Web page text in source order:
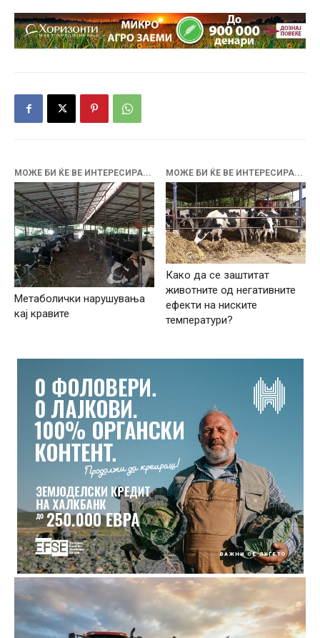
МОЖЕ БИ ЌЕ ВЕ ИНТЕРЕСИРА...
Mетаболички нарушувања
кај кравите
МОЖЕ БИ ЌЕ ВЕ ИНТЕРЕСИРА...
Како да се заштитат
животните од негативните
ефекти на ниските
температури?